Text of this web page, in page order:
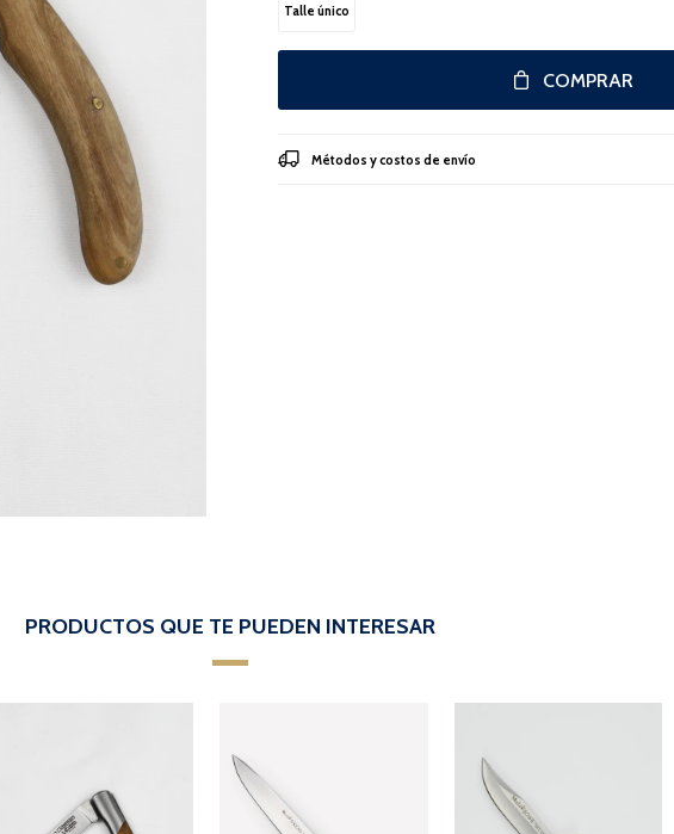
Talle único
COMPRAR
Métodos y costos de envío
PRODUCTOS QUE TE PUEDEN INTERESAR